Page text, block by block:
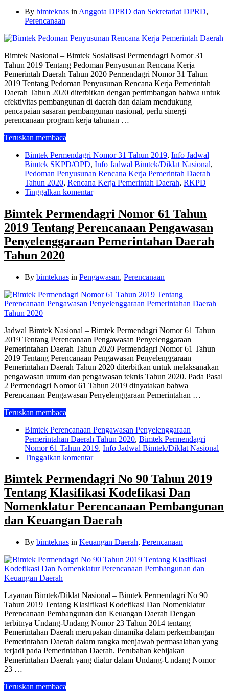
By bimteknas in Anggota DPRD dan Sekretariat DPRD,
Perencanaan
Bimtek Nasional – Bimtek Sosialisasi Permendagri Nomor 31
Tahun 2019 Tentang Pedoman Penyusunan Rencana Kerja
Pemerintah Daerah Tahun 2020 Permendagri Nomor 31 Tahun
2019 Tentang Pedoman Penyusunan Rencana Kerja Pemerintah
Daerah Tahun 2020 diterbitkan dengan pertimbangan bahwa untuk
efektivitas pembangunan di daerah dan dalam mendukung
pencapaian sasaran pembangunan nasional, perlu sinergi
perencanaan program kerja tahunan …
Teruskan membaca
Bimtek Permendagri Nomor 31 Tahun 2019, Info Jadwal
Bimtek SKPD/OPD, Info Jadwal Bimtek/Diklat Nasional,
Pedoman Penyusunan Rencana Kerja Pemerintah Daerah
Tahun 2020, Rencana Kerja Pemerintah Daerah, RKPD
Tinggalkan komentar
Bimtek Permendagri Nomor 61 Tahun
2019 Tentang Perencanaan Pengawasan
Penyelenggaraan Pemerintahan Daerah
Tahun 2020
By bimteknas in Pengawasan, Perencanaan
Jadwal Bimtek Nasional – Bimtek Permendagri Nomor 61 Tahun
2019 Tentang Perencanaan Pengawasan Penyelenggaraan
Pemerintahan Daerah Tahun 2020 Permendagri Nomor 61 Tahun
2019 Tentang Perencanaan Pengawasan Penyelenggaraan
Pemerintahan Daerah Tahun 2020 diterbitkan untuk melaksanakan
pengawasan umum dan pengawasan teknis Tahun 2020. Pada Pasal
2 Permendagri Nomor 61 Tahun 2019 dinyatakan bahwa
Perencanaan Pengawasan Penyelenggaraan Pemerintahan …
Teruskan membaca
Bimtek Perencanaan Pengawasan Penyelenggaraan
Pemerintahan Daerah Tahun 2020, Bimtek Permendagri
Nomor 61 Tahun 2019, Info Jadwal Bimtek/Diklat Nasional
Tinggalkan komentar
Bimtek Permendagri No 90 Tahun 2019
Tentang Klasifikasi Kodefikasi Dan
Nomenklatur Perencanaan Pembangunan
dan Keuangan Daerah
By bimteknas in Keuangan Daerah, Perencanaan
Layanan Bimtek/Diklat Nasional – Bimtek Permendagri No 90
Tahun 2019 Tentang Klasifikasi Kodefikasi Dan Nomenklatur
Perencanaan Pembangunan dan Keuangan Daerah Dengan
terbitnya Undang-Undang Nomor 23 Tahun 2014 tentang
Pemerintahan Daerah merupakan dinamika dalam perkembangan
Pemerintahan Daerah dalam rangka menjawab permasalahan yang
terjadi pada Pemerintahan Daerah. Perubahan kebijakan
Pemerintahan Daerah yang diatur dalam Undang-Undang Nomor
23 …
Teruskan membaca